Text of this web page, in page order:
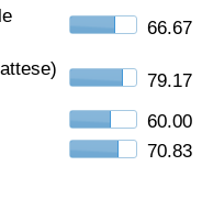
66.67
79.17
60.00
70.83